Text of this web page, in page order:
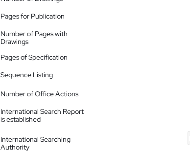
Pages for Publication
Number of Pages with
Drawings
Pages of Specification
Sequence Listing
Number of Office Actions
International Search Report
is established
International Searching
Authority